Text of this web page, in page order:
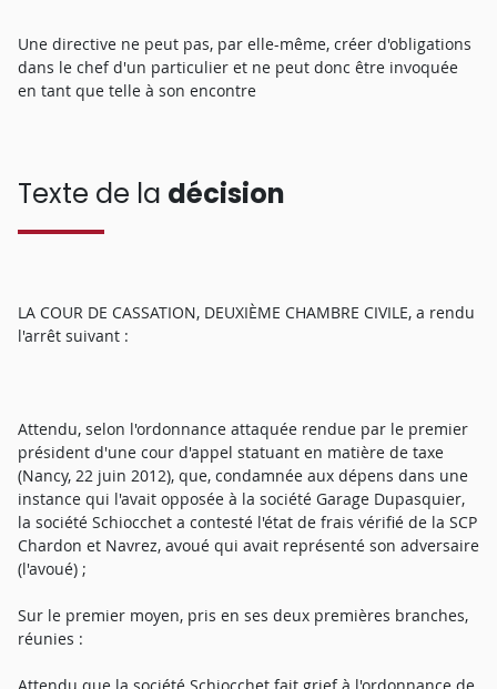
Une directive ne peut pas, par elle-même, créer d'obligations
dans le chef d'un particulier et ne peut donc être invoquée
en tant que telle à son encontre
Texte de la décision
LA COUR DE CASSATION, DEUXIÈME CHAMBRE CIVILE, a rendu
l'arrêt suivant :
Attendu, selon l'ordonnance attaquée rendue par le premier
président d'une cour d'appel statuant en matière de taxe
(Nancy, 22 juin 2012), que, condamnée aux dépens dans une
instance qui l'avait opposée à la société Garage Dupasquier,
la société Schiocchet a contesté l'état de frais vérifié de la SCP
Chardon et Navrez, avoué qui avait représenté son adversaire
(l'avoué) ;
Sur le premier moyen, pris en ses deux premières branches,
réunies :